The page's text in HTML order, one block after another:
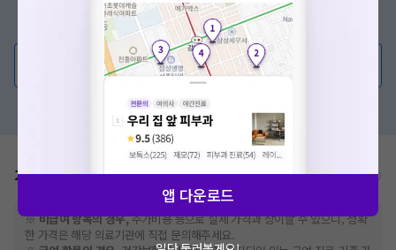
증상/치료, 궁금한 점이 있나요?
의사가 직접 답해드려요!
💬 무엇이든 물어보세요
혹은, 의료상담 서비스에 다양한 게시글 보러가기
가격표 비급여/급여 진료란?
※비급여 항목의 경우,추가비용 등으로 실제 가격과 상이할 수 있으니, 정확
한 가격은 해당 의료기관에 직접 문의해주세요.
앱 다운로드